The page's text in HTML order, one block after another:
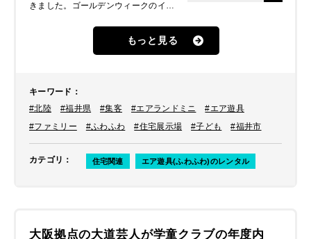
きました。ゴールデンウィークのイベ
わ）をご家族連れの来場促進に活用さ
もっと見る
キーワード ：
#北陸
#福井県 #集客 #エアランドミニ
#エア遊具
#ファミリー
#ふわふわ #住宅展示場 #子ども #福井市
カテゴリ ： 住宅関連 エア遊具(ふわふわ)のレンタル
大阪拠点の大道芸人が学童クラブの年度内